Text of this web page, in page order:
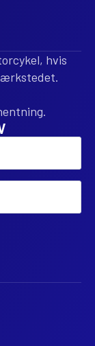
hvis